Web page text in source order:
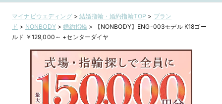
マイナビウエディング>結婚指輪・婚約指輪TOP > ブラン
ド > NONBODY>婚約指輪 >
【NONBODY】ENG-003モデル K18ゴー
ルド ￥129,000～ +センターダイヤ